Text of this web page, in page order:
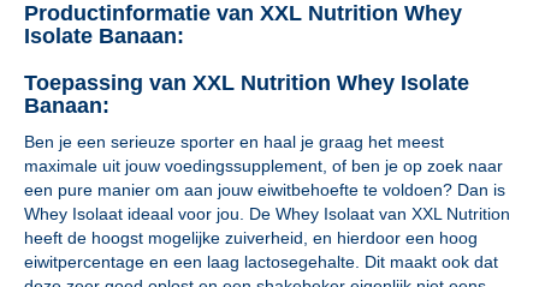
Productinformatie van XXL Nutrition Whey
Isolate Banaan:
Toepassing van XXL Nutrition Whey Isolate
Banaan:
Ben je een serieuze sporter en haal je graag het meest
maximale uit jouw voedingssupplement, of ben je op zoek naar
een pure manier om aan jouw eiwitbehoefte te voldoen? Dan is
Whey Isolaat ideaal voor jou. De Whey Isolaat van XXL Nutrition
heeft de hoogst mogelijke zuiverheid, en hierdoor een hoog
eiwitpercentage en een laag lactosegehalte. Dit maakt ook dat